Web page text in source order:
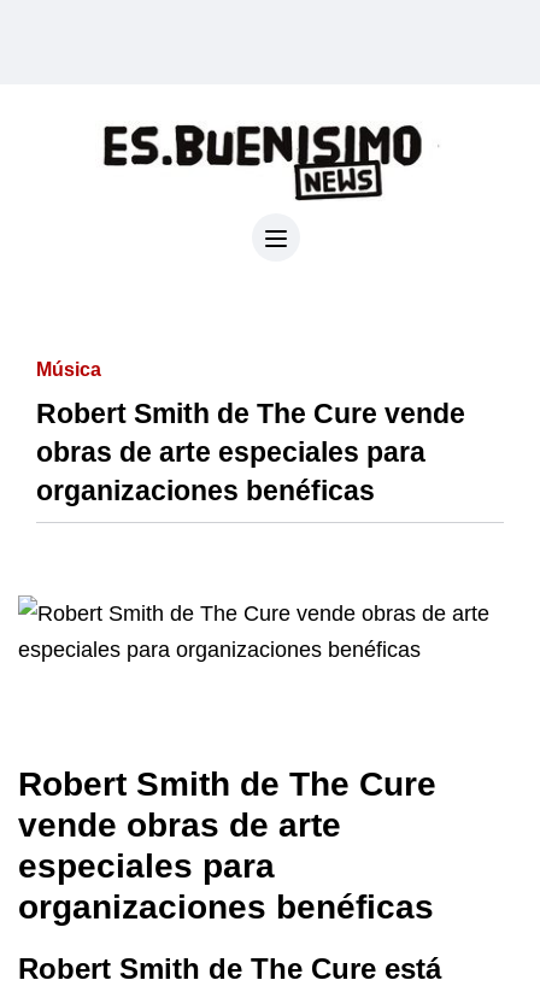
Música
Robert Smith de The Cure vende
obras de arte especiales para
organizaciones benéficas
Robert Smith de The Cure
vende obras de arte
especiales para
organizaciones benéficas
Robert Smith de The Cure está